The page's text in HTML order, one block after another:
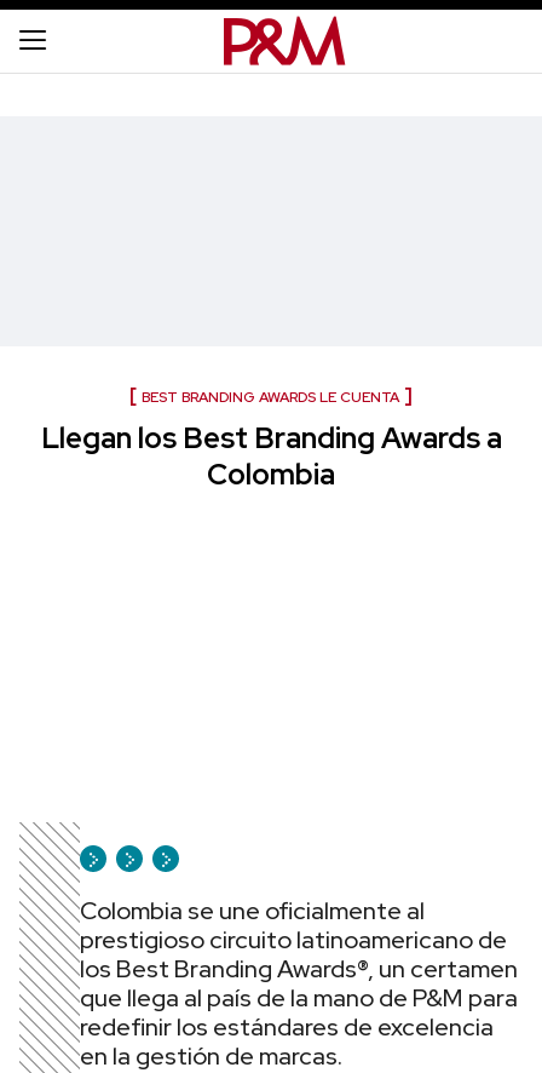
BEST BRANDING AWARDS LE CUENTA
Llegan los Best Branding Awards a
Colombia
Colombia se une oficialmente al
prestigioso circuito latinoamericano de
los Best Branding Awards®, un certamen
que llega al país de la mano de P&M para
redefinir los estándares de excelencia
en la gestión de marcas.